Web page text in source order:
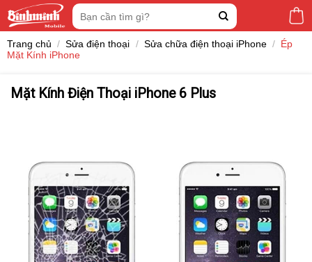
Tìm
kiếm:
Trang chủ / Sửa điện thoại / Sửa chữa điện thoại iPhone / Ép
Mặt Kính iPhone
Mặt Kính Điện Thoại iPhone 6 Plus